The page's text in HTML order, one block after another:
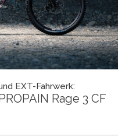
EXT-Fahrwerk:
Rage 3 CF